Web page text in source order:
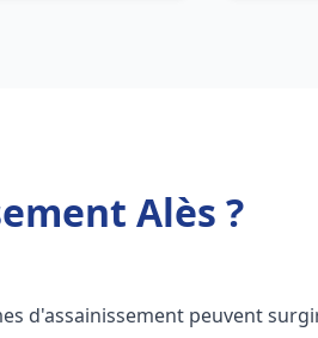
Alès ?
d'assainissement peuvent